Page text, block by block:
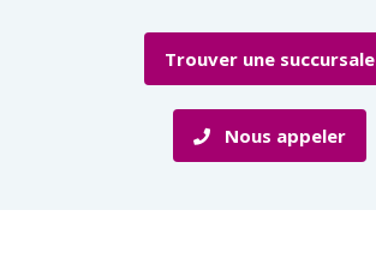
Trouver une succursale
Nous appeler